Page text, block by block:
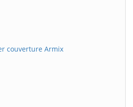
couverture Armix